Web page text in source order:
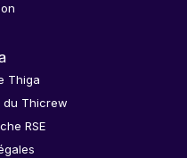
Thiga
du Thicrew
RSE